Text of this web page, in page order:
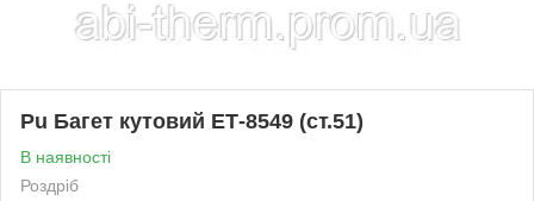
Pu Багет кутовий ЕТ-8549 (ст.51)
В наявності
Роздріб